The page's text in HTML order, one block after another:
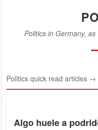
Politics in Germany,
Politics quick read articles →
Algo huele a